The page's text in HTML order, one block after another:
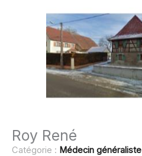
Roy René
Catégorie : Médecin généraliste